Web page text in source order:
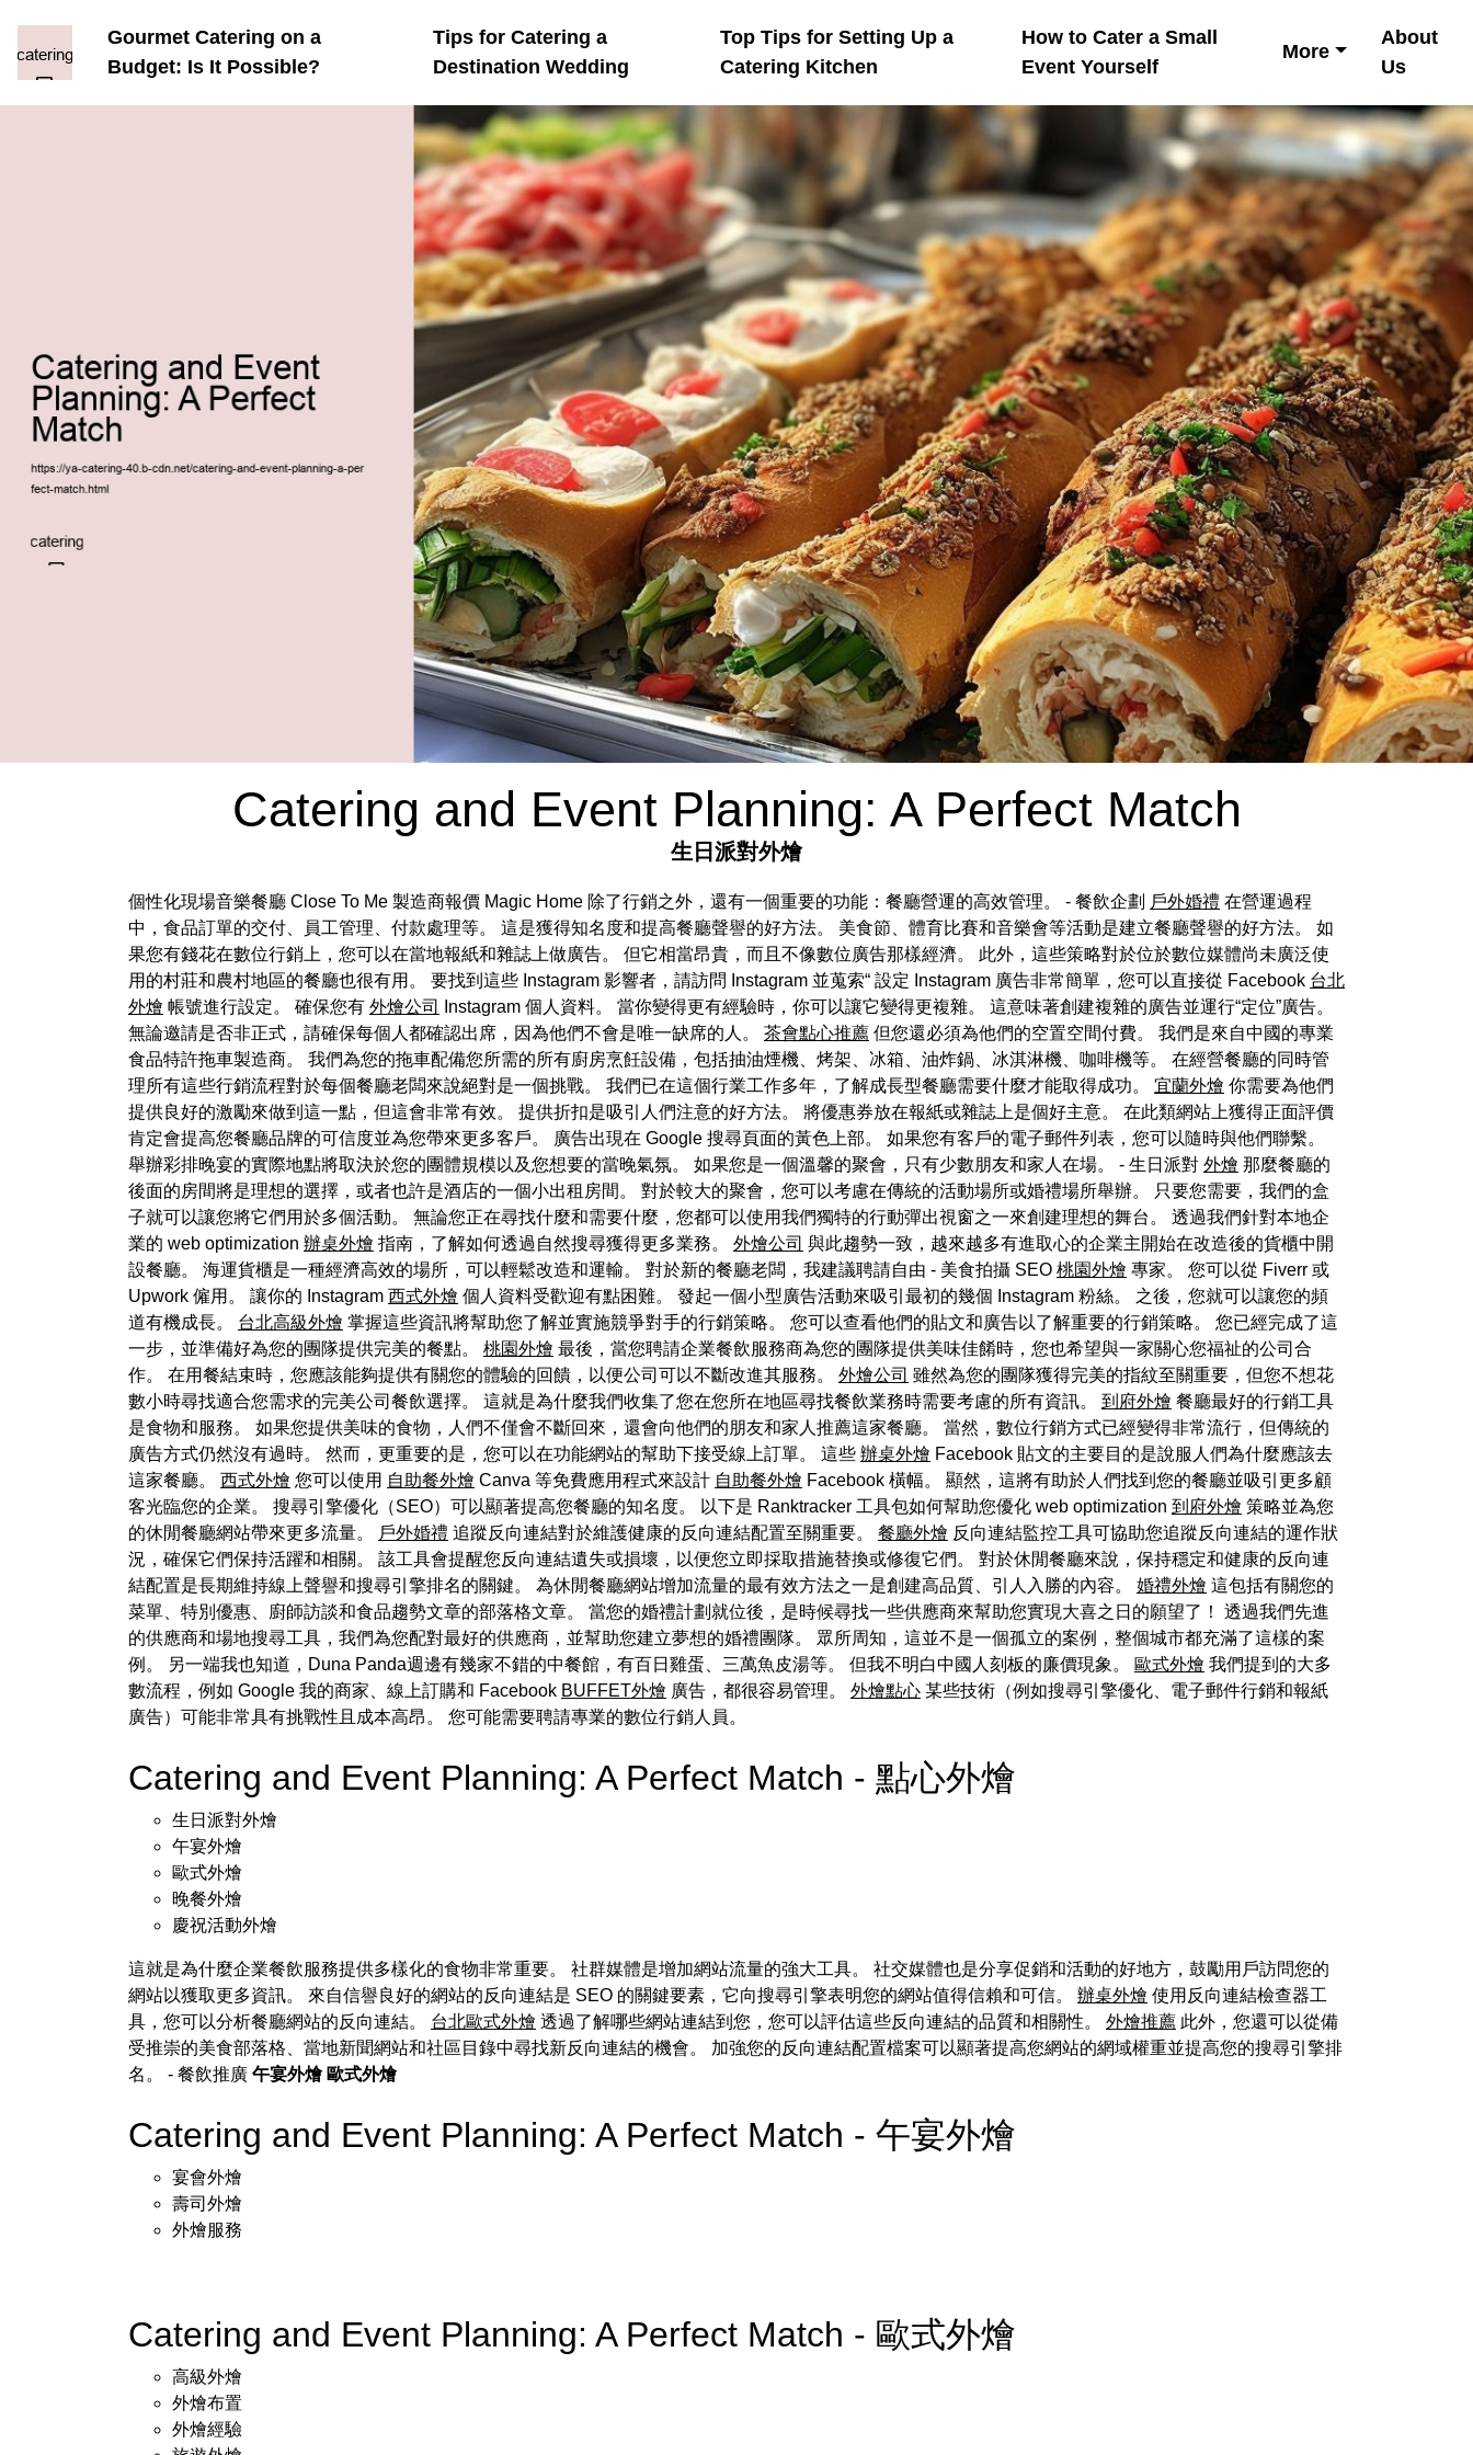
Gourmet Catering on a
Budget: Is It Possible?
Tips for Catering a
Destination Wedding
Top Tips for Setting Up a
Catering Kitchen
How to Cater a Small
Event Yourself
More
About
Us
Catering and Event Planning: A Perfect Match
生日派對外燴
個性化現場音樂餐廳 Close To Me 製造商報價 Magic Home 除了行銷之外，還有一個重要的功能：餐廳營運的高效管理。 - 餐飲企劃 戶外婚禮 在營運過程
中，食品訂單的交付、員工管理、付款處理等。 這是獲得知名度和提高餐廳聲譽的好方法。 美食節、體育比賽和音樂會等活動是建立餐廳聲譽的好方法。 如
果您有錢花在數位行銷上，您可以在當地報紙和雜誌上做廣告。 但它相當昂貴，而且不像數位廣告那樣經濟。 此外，這些策略對於位於數位媒體尚未廣泛使
用的村莊和農村地區的餐廳也很有用。 要找到這些 Instagram 影響者，請訪問 Instagram 並蒐索“ 設定 Instagram 廣告非常簡單，您可以直接從 Facebook 台北
外燴 帳號進行設定。 確保您有 外燴公司
Instagram 個人資料。 當你變得更有經驗時，你可以讓它變得更複雜。 這意味著創建複雜的廣告並運行“定位”廣告。
無論邀請是否非正式，請確保每個人都確認出席，因為他們不會是唯一缺席的人。 茶會點心推薦 但您還必須為他們的空置空間付費。 我們是來自中國的專業
食品特許拖車製造商。 我們為您的拖車配備您所需的所有廚房烹飪設備，包括抽油煙機、烤架、冰箱、油炸鍋、冰淇淋機、咖啡機等。 在經營餐廳的同時管
理所有這些行銷流程對於每個餐廳老闆來說絕對是一個挑戰。 我們已在這個行業工作多年，了解成長型餐廳需要什麼才能取得成功。 宜蘭外燴 你需要為他們
提供良好的激勵來做到這一點，但這會非常有效。 提供折扣是吸引人們注意的好方法。 將優惠券放在報紙或雜誌上是個好主意。 在此類網站上獲得正面評價
肯定會提高您餐廳品牌的可信度並為您帶來更多客戶。 廣告出現在 Google 搜尋頁面的黃色上部。 如果您有客戶的電子郵件列表，您可以隨時與他們聯繫。
舉辦彩排晚宴的實際地點將取決於您的團體規模以及您想要的當晚氣氛。 如果您是一個溫馨的聚會，只有少數朋友和家人在場。 - 生日派對 外燴 那麼餐廳的
後面的房間將是理想的選擇，或者也許是酒店的一個小出租房間。 對於較大的聚會，您可以考慮在傳統的活動場所或婚禮場所舉辦。 只要您需要，我們的盒
子就可以讓您將它們用於多個活動。 無論您正在尋找什麼和需要什麼，您都可以使用我們獨特的行動彈出視窗之一來創建理想的舞台。 透過我們針對本地企
業的 web optimization 辦桌外燴 指南，了解如何透過自然搜尋獲得更多業務。 外燴公司 與此趨勢一致，越來越多有進取心的企業主開始在改造後的貨櫃中開
設餐廳。 海運貨櫃是一種經濟高效的場所，可以輕鬆改造和運輸。 對於新的餐廳老闆，我建議聘請自由 - 美食拍攝 SEO 桃園外燴 專家。 您可以從 Fiverr 或
Upwork 僱用。 讓你的 Instagram 西式外燴 個人資料受歡迎有點困難。 發起一個小型廣告活動來吸引最初的幾個 Instagram 粉絲。 之後，您就可以讓您的頻
道有機成長。 台北高級外燴 掌握這些資訊將幫助您了解並實施競爭對手的行銷策略。 您可以查看他們的貼文和廣告以了解重要的行銷策略。 您已經完成了這
一步，並準備好為您的團隊提供完美的餐點。 桃園外燴 最後，當您聘請企業餐飲服務商為您的團隊提供美味佳餚時，您也希望與一家關心您福祉的公司合
作。 在用餐結束時，您應該能夠提供有關您的體驗的回饋，以便公司可以不斷改進其服務。 外燴公司 雖然為您的團隊獲得完美的指紋至關重要，但您不想花
數小時尋找適合您需求的完美公司餐飲選擇。 這就是為什麼我們收集了您在您所在地區尋找餐飲業務時需要考慮的所有資訊。 到府外燴 餐廳最好的行銷工具
是食物和服務。 如果您提供美味的食物，人們不僅會不斷回來，還會向他們的朋友和家人推薦這家餐廳。 當然，數位行銷方式已經變得非常流行，但傳統的
廣告方式仍然沒有過時。 然而，更重要的是，您可以在功能網站的幫助下接受線上訂單。 這些 辦桌外燴 Facebook 貼文的主要目的是說服人們為什麼應該去
這家餐廳。 西式外燴 您可以使用 自助餐外燴 Canva 等免費應用程式來設計 自助餐外燴 Facebook 橫幅。 顯然，這將有助於人們找到您的餐廳並吸引更多顧
客光臨您的企業。 搜尋引擎優化（SEO）可以顯著提高您餐廳的知名度。 以下是 Ranktracker 工具包如何幫助您優化 web optimization 到府外燴 策略並為您
的休閒餐廳網站帶來更多流量。
戶外婚禮 追蹤反向連結對於維護健康的反向連結配置至關重要。 餐廳外燴 反向連結監控工具可協助您追蹤反向連結的運作狀
況，確保它們保持活躍和相關。 該工具會提醒您反向連結遺失或損壞，以便您立即採取措施替換或修復它們。 對於休閒餐廳來說，保持穩定和健康的反向連
結配置是長期維持線上聲譽和搜尋引擎排名的關鍵。 為休閒餐廳網站增加流量的最有效方法之一是創建高品質、引人入勝的內容。 婚禮外燴 這包括有關您的
菜單、特別優惠、廚師訪談和食品趨勢文章的部落格文章。 當您的婚禮計劃就位後，是時候尋找一些供應商來幫助您實現大喜之日的願望了！ 透過我們先進
的供應商和場地搜尋工具，我們為您配對最好的供應商，並幫助您建立夢想的婚禮團隊。 眾所周知，這並不是一個孤立的案例，整個城市都充滿了這樣的案
例。 另一端我也知道，Duna Panda週邊有幾家不錯的中餐館，有百日雞蛋、三萬魚皮湯等。 但我不明白中國人刻板的廉價現象。
歐式外燴 我們提到的大多
數流程，例如 Google 我的商家、線上訂購和 Facebook BUFFET外燴 廣告，都很容易管理。 外燴點心 某些技術（例如搜尋引擎優化、電子郵件行銷和報紙
廣告）可能非常具有挑戰性且成本高昂。 您可能需要聘請專業的數位行銷人員。
Catering and Event Planning: A Perfect Match - 點心外燴
生日派對外燴
午宴外燴
歐式外燴
晚餐外燴
慶祝活動外燴
這就是為什麼企業餐飲服務提供多樣化的食物非常重要。 社群媒體是增加網站流量的強大工具。 社交媒體也是分享促銷和活動的好地方，鼓勵用戶訪問您的
網站以獲取更多資訊。 來自信譽良好的網站的反向連結是 SEO 的關鍵要素，它向搜尋引擎表明您的網站值得信賴和可信。 辦桌外燴 使用反向連結檢查器工
具，您可以分析餐廳網站的反向連結。 台北歐式外燴 透過了解哪些網站連結到您，您可以評估這些反向連結的品質和相關性。 外燴推薦 此外，您還可以從備
受推崇的美食部落格、當地新聞網站和社區目錄中尋找新反向連結的機會。 加強您的反向連結配置檔案可以顯著提高您網站的網域權重並提高您的搜尋引擎排
名。 - 餐飲推廣 午宴外燴 歐式外燴
Catering and Event Planning: A Perfect Match - 午宴外燴
宴會外燴
壽司外燴
外燴服務
Catering and Event Planning: A Perfect Match - 歐式外燴
高級外燴
外燴布置
外燴經驗